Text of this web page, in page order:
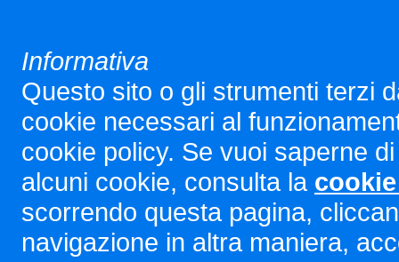
Informativa
Questo sito o gli strumenti terzi
cookie necessari al
cookie policy. Se vuoi saperne
alcuni cookie, consulta la
scorrendo questa pagina,
navigazione in altra maniera,